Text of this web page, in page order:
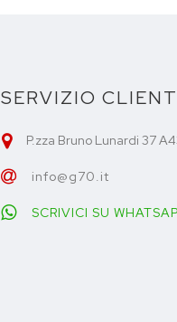
SERVIZIO
P.zza Bruno Lunardi 37
info@g70.it
SCRIVICI SU